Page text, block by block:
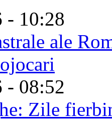
- 10:28
ale
- 08:52
Zile